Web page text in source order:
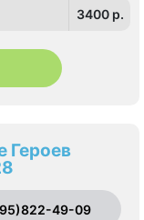
3400 p.
Героев
49-09